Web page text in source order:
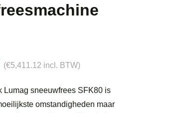
(€5,411.12 incl. BTW)
Lumag sneeuwfrees SFK80 is
omstandigheden maar